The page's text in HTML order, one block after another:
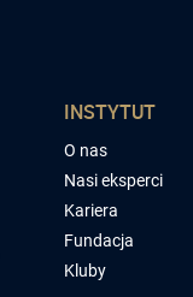
INSTYTUT
O nas
Nasi eksperci
Kariera
Fundacja
Kluby